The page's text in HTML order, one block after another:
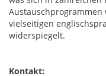
vielseitigen
widerspiegelt.
Kontakt: